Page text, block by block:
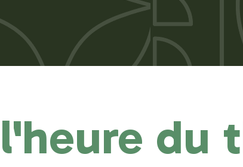
du